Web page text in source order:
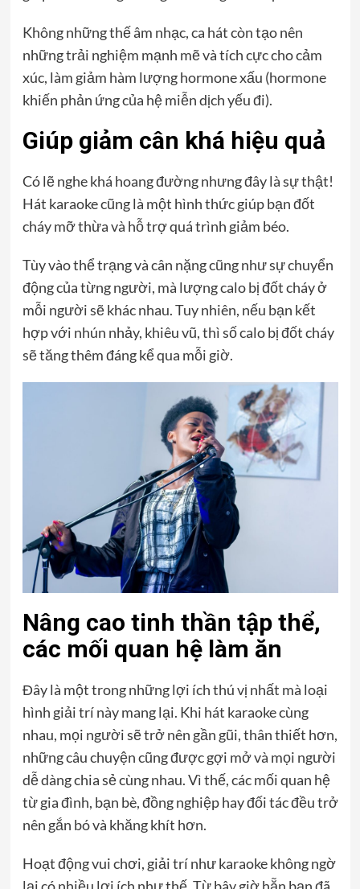
Không những thế âm nhạc, ca hát còn tạo nên
những trải nghiệm mạnh mẽ và tích cực cho cảm
xúc, làm giảm hàm lượng hormone xấu (hormone
khiến phản ứng của hệ miễn dịch yếu đi).
Giúp giảm cân khá hiệu quả
Có lẽ nghe khá hoang đường nhưng đây là sự thật!
Hát karaoke cũng là một hình thức giúp bạn đốt
cháy mỡ thừa và hỗ trợ quá trình giảm béo.
Tùy vào thể trạng và cân nặng cũng như sự chuyển
động của từng người, mà lượng calo bị đốt cháy ở
mỗi người sẽ khác nhau. Tuy nhiên, nếu bạn kết
hợp với nhún nhảy, khiêu vũ, thì số calo bị đốt cháy
sẽ tăng thêm đáng kể qua mỗi giờ.
Nâng cao tinh thần tập thể,
các mối quan hệ làm ăn
Đây là một trong những lợi ích thú vị nhất mà loại
hình giải trí này mang lại. Khi hát karaoke cùng
nhau, mọi người sẽ trở nên gần gũi, thân thiết hơn,
những câu chuyện cũng được gợi mở và mọi người
dễ dàng chia sẻ cùng nhau. Vì thế, các mối quan hệ
từ gia đình, bạn bè, đồng nghiệp hay đối tác đều trở
nên gắn bó và khăng khít hơn.
Hoạt động vui chơi, giải trí như karaoke không ngờ